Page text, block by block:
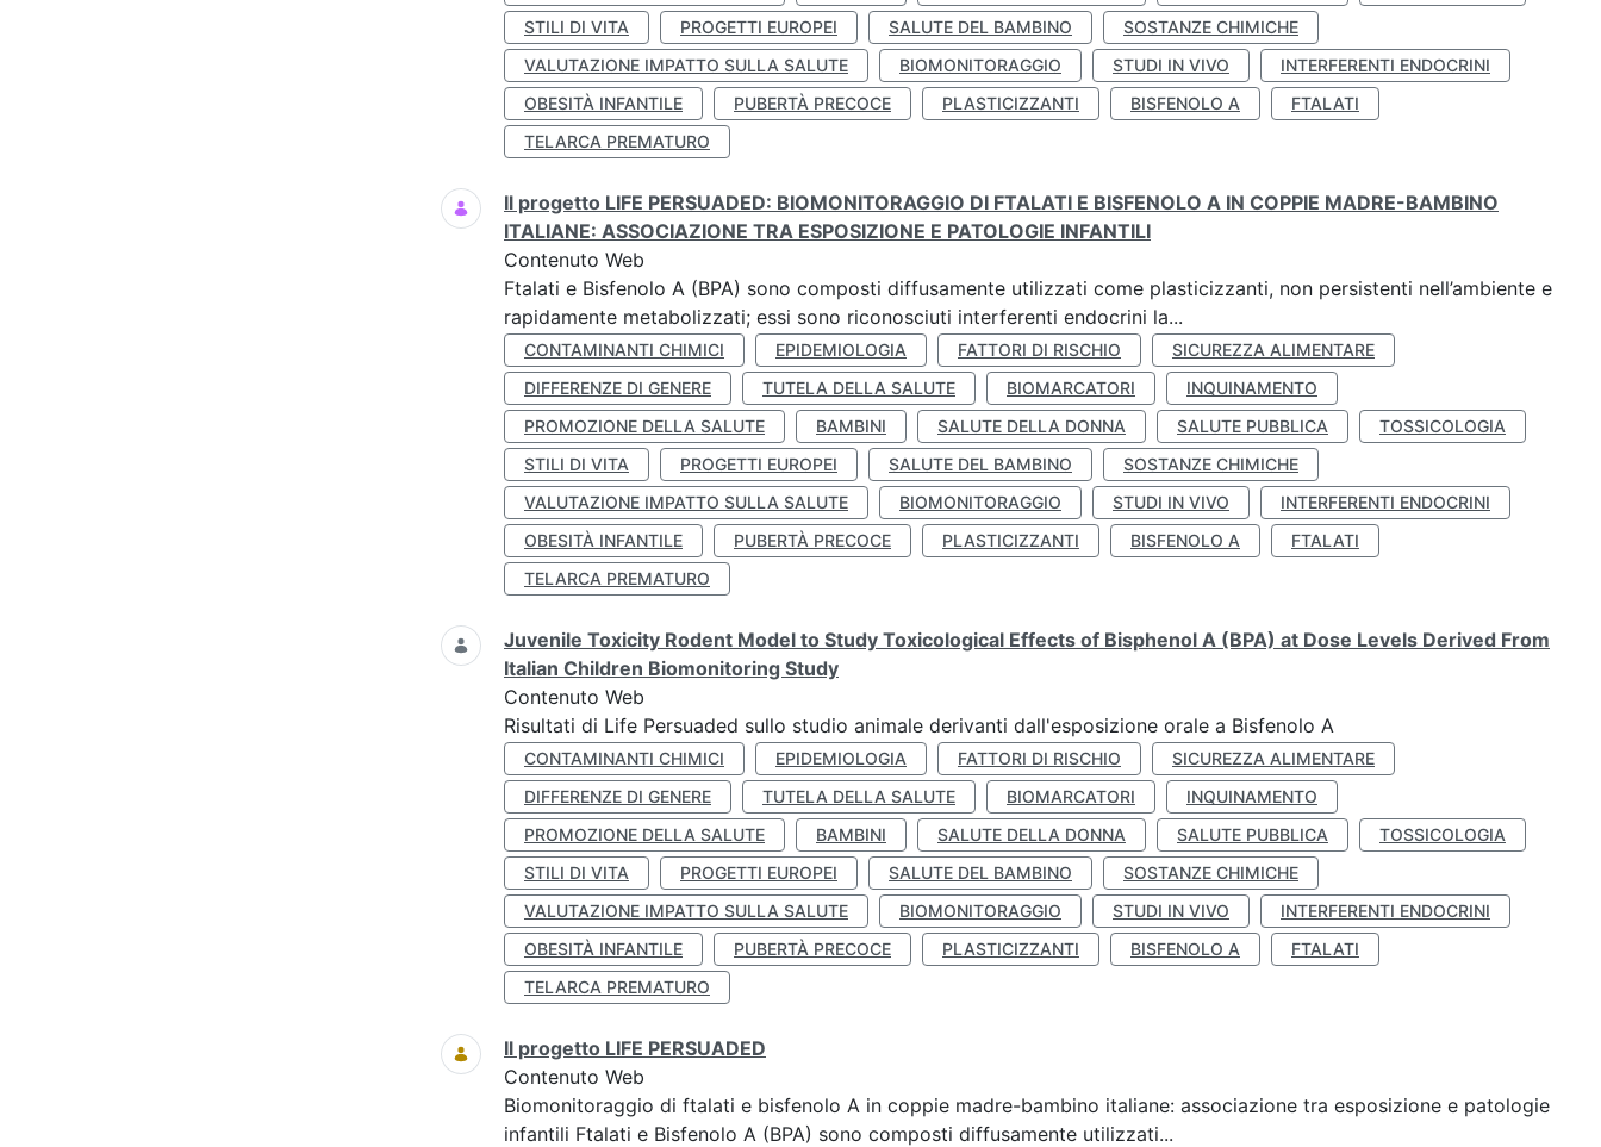
STILI DI VITA
PROGETTI EUROPEI SALUTE DEL BAMBINO
SOSTANZE CHIMICHE
VALUTAZIONE IMPATTO SULLA SALUTE
BIOMONITORAGGIO STUDI IN VIVO
INTERFERENTI ENDOCRINI
OBESITÀ INFANTILE
PUBERTÀ PRECOCE PLASTICIZZANTI BISFENOLO A
FTALATI
TELARCA PREMATURO
Il progetto LIFE PERSUADED: BIOMONITORAGGIO DI FTALATI E BISFENOLO A IN COPPIE MADRE-BAMBINO
ITALIANE: ASSOCIAZIONE TRA ESPOSIZIONE E PATOLOGIE INFANTILI
Contenuto Web
Ftalati e Bisfenolo A (BPA) sono composti diffusamente utilizzati come plasticizzanti, non persistenti nell’ambiente e
rapidamente metabolizzati; essi sono riconosciuti interferenti endocrini la...
CONTAMINANTI CHIMICI EPIDEMIOLOGIA FATTORI DI RISCHIO
SICUREZZA ALIMENTARE
DIFFERENZE DI GENERE
TUTELA DELLA SALUTE BIOMARCATORI
INQUINAMENTO
PROMOZIONE DELLA SALUTE
BAMBINI SALUTE DELLA DONNA SALUTE PUBBLICA
TOSSICOLOGIA
STILI DI VITA
PROGETTI EUROPEI SALUTE DEL BAMBINO
SOSTANZE CHIMICHE
VALUTAZIONE IMPATTO SULLA SALUTE
BIOMONITORAGGIO STUDI IN VIVO
INTERFERENTI ENDOCRINI
OBESITÀ INFANTILE
PUBERTÀ PRECOCE PLASTICIZZANTI BISFENOLO A
FTALATI
TELARCA PREMATURO
Juvenile Toxicity Rodent Model to Study Toxicological Effects of Bisphenol A (BPA) at Dose Levels Derived From
Italian Children Biomonitoring Study
Contenuto Web
Risultati di Life Persuaded sullo studio animale derivanti dall'esposizione orale a Bisfenolo A
CONTAMINANTI CHIMICI EPIDEMIOLOGIA FATTORI DI RISCHIO
SICUREZZA ALIMENTARE
DIFFERENZE DI GENERE
TUTELA DELLA SALUTE BIOMARCATORI
INQUINAMENTO
PROMOZIONE DELLA SALUTE
BAMBINI SALUTE DELLA DONNA SALUTE PUBBLICA
TOSSICOLOGIA
STILI DI VITA
PROGETTI EUROPEI SALUTE DEL BAMBINO
SOSTANZE CHIMICHE
VALUTAZIONE IMPATTO SULLA SALUTE
BIOMONITORAGGIO STUDI IN VIVO
INTERFERENTI ENDOCRINI
OBESITÀ INFANTILE
PUBERTÀ PRECOCE PLASTICIZZANTI BISFENOLO A
FTALATI
TELARCA PREMATURO
Il progetto LIFE PERSUADED
Contenuto Web
Biomonitoraggio di ftalati e bisfenolo A in coppie madre-bambino italiane: associazione tra esposizione e patologie
infantili Ftalati e Bisfenolo A (BPA) sono composti diffusamente utilizzati...